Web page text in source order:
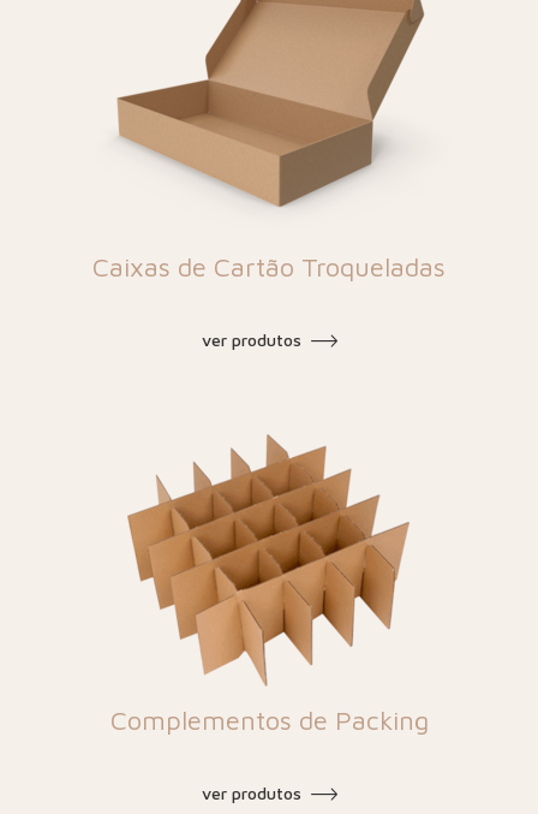
Caixas de Cartão Troqueladas
ver produtos
Complementos de Packing
ver produtos